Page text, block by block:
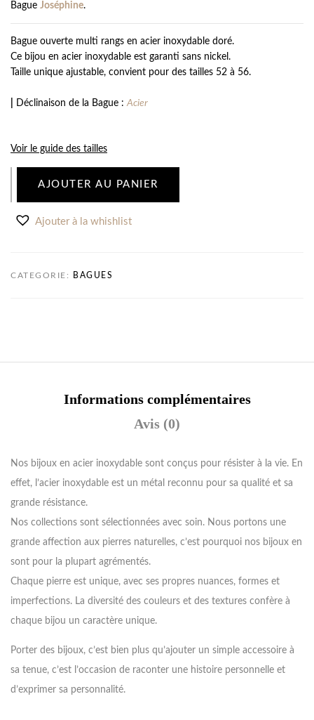
Bague Joséphine.
Bague ouverte multi rangs en acier inoxydable doré.
Ce bijou en acier inoxydable est garanti sans nickel.
Taille unique ajustable, convient pour des tailles 52 à 56.
Déclinaison de la Bague :Acier
Voir le guide des tailles
AJOUTER AU PANIER
Ajouter à la whishlist
CATEGORIE: BAGUES
Informations complémentaires
Avis (0)
Nos bijoux en acier inoxydable sont conçus pour résister à la vie. En
effet, l’acier inoxydable est un métal reconnu pour sa qualité et sa
grande résistance.
Nos collections sont sélectionnées avec soin. Nous portons une
grande affection aux pierres naturelles, c’est pourquoi nos bijoux en
sont pour la plupart agrémentés.
Chaque pierre est unique, avec ses propres nuances, formes et
imperfections. La diversité des couleurs et des textures confère à
chaque bijou un caractère unique.
Porter des bijoux, c’est bien plus qu’ajouter un simple accessoire à
sa tenue, c’est l’occasion de raconter une histoire personnelle et
d’exprimer sa personnalité.